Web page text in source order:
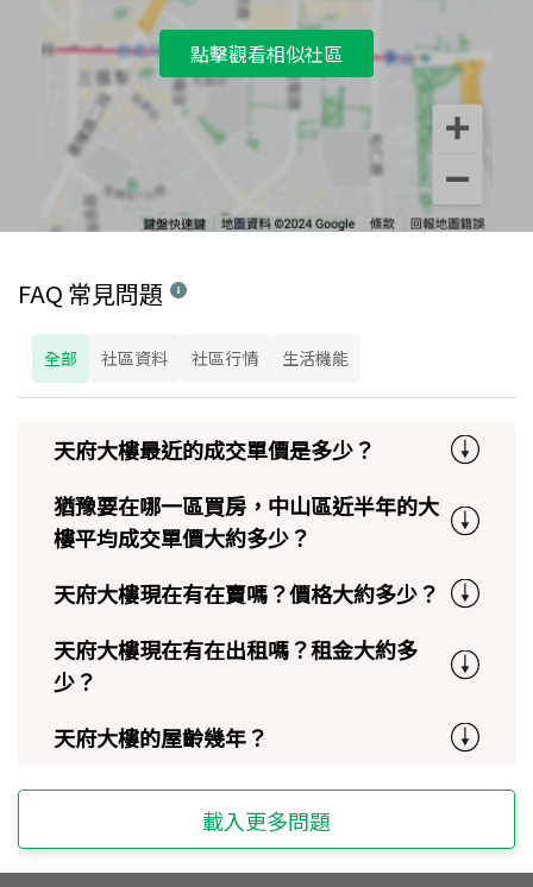
點擊觀看相似社區
FAQ 常見問題
全部 社區資料 社區行情 生活機能
天府大樓最近的成交單價是多少？
猶豫要在哪一區買房，中山區近半年的大
樓平均成交單價大約多少？
天府大樓現在有在賣嗎？價格大約多少？
天府大樓現在有在出租嗎？租金大約多
少？
天府大樓的屋齡幾年？
載入更多問題